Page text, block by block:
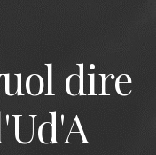
dire